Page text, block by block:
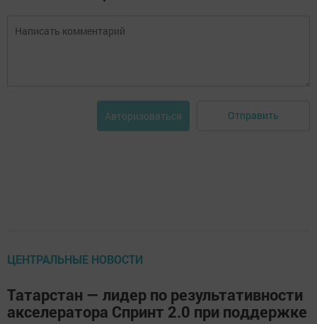
Авторизоваться Отправить
ЦЕНТРАЛЬНЫЕ НОВОСТИ
Татарстан — лидер по результативности
акселератора Спринт 2.0 при поддержке